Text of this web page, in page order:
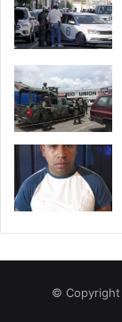
© Copyright